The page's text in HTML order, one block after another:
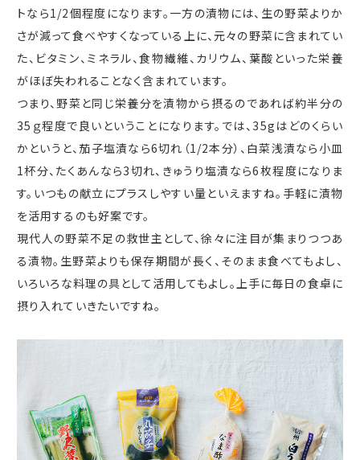
トなら1/2個程度になります。一方の漬物には、生の野菜よりか
さが減って食べやすくなっている上に、元々の野菜に含まれてい
た、ビタミン、ミネラル、食物繊維、カリウム、葉酸といった栄養
がほぼ失われることなく含まれています。
つまり、野菜と同じ栄養分を漬物から摂るのであれば約半分の
35 ｇ程度で良いということになります。では、 35g はどのくらい
かというと、茄子塩漬なら6切れ（1/2本分）、白菜浅漬なら小皿
1杯分、たくあんなら3切れ、きゅうり塩漬なら6枚程度になりま
す。いつもの献立にプラスしやすい量といえますね。手軽に漬物
を活用するのも好案です。
現代人の野菜不足の救世主として、徐々に注目が集まりつつあ
る漬物。生野菜よりも保存期間が長く、そのまま食べてもよし、
いろいろな料理の具として活用してもよし。上手に毎日の食卓に
摂り入れていきたいですね。